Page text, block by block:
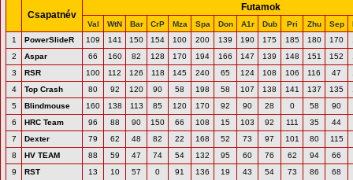
Csapatnév
Futamok
Val WtN Bar CrP Mza Spa Don A1r Dub Pri Zhu Sep
1
PowerSlideR 109 141 150 154 100 200 139 190 175 185 180 170
2
Aspar 66 160 82 128 170 194 166 147 139 148 151 152
3
RSR 100 112 126 118 145 240 65 124 108 106 116 47
4
Top Crash 80 92 120 90 58 198 58 107 138 141 137 135
5
Blindmouse 160 138 113 85 120 170 92 90 28 0 58
90
6
HRC Team 96 88 90 150 66 108 15 103 92 111 35
44
7
Dexter 79 62 48 82 22 168 52 73 97 101 80
115
8
HV TEAM 88 59 47 74 54 132 95 60 76 62 94
66
9
RST 13 10 57 0 91 136 19 43 54 73 86 68